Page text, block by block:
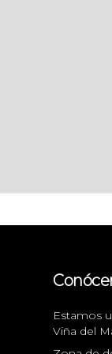
Estamos
Viña del